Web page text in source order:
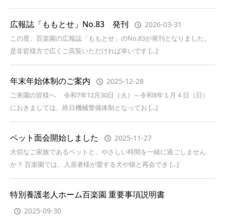
広報誌「ももとせ」No.83 発刊 2026-03-31
この度、百楽園の広報誌「ももとせ」のNo.83が発刊となりました。
是非皆様方で広くご高覧いただければ幸いです […]
年末年始体制のご案内 2025-12-28
ご来園の皆様へ 令和7年12月30日（火）～令和8年１月４日（日）
におきましては、終日機械警備体制となってお […]
ペット面会開始しました 2025-11-27
大切なご家族であるペットと、やさしい時間を一緒に過ごしません
か？ 百楽園では、入居者様が愛する犬や猫と再会でき […]
特別養護老人ホーム百楽園 重要事項説明書
2025-09-30